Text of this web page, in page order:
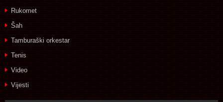
Rukomet
Šah
Tamburaški orkestar
Tenis
Video
Vijesti